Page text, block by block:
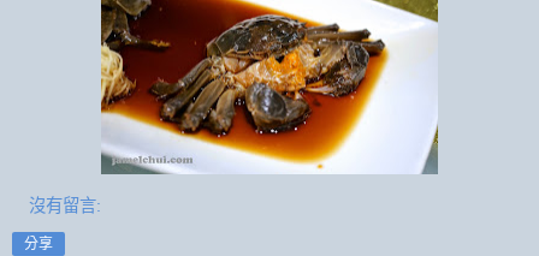
沒有留言:
分享